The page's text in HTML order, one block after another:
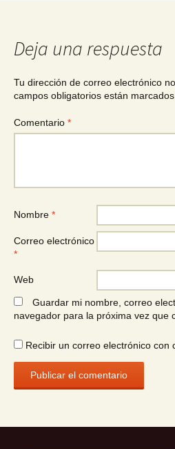
Deja una respuesta
Tu dirección de correo electrónico
campos obligatorios están
Comentario *
Nombre *
Correo electrónico
*
Web
Guardar mi nombre, correo
navegador para la próxima vez que
Recibir un correo electrónico con